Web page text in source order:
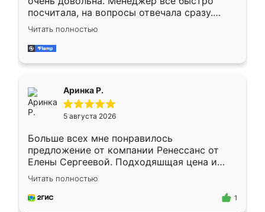
посчитала, на вопросы отвечала сразу.
Замерщик приехал в субботу, подошёл к
делу со всей ответственностью. Собрали
за день, ребята работали аккуратно, даже
Читать полностью
Аринка Р.
5 августа 2026
Больше всех мне понравилось
предложение от компании Ренессанс от
Елены Сергеевой. Подходяшщая цена и
короткие сроки изготовления. Приехавший
для замера сотрудник Владислав
предложил по моему эскизу самый
Читать полностью
1